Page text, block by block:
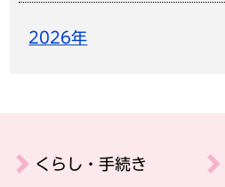
2026年
くらし・手続き